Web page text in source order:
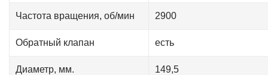
Частота вращения, об/мин 2900
Обратный клапан есть
Диаметр, мм. 149,5